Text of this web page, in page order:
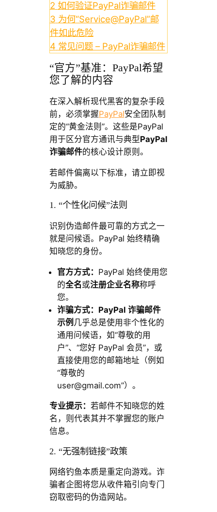
2 如何验证PayPal诈骗邮件
3 为何“Service@PayPal”邮
件如此危险
4 常见问题 – PayPal诈骗邮件
“官方”基准：PayPal希望
您了解的内容
在深入解析现代黑客的复杂手段
前，必须掌握PayPal安全团队制
定的“黄金法则”。这些是PayPal
用于区分官方通讯与典型PayPal
诈骗邮件的核心设计原则。
若邮件偏离以下标准，请立即视
为威胁。
1. “个性化问候”法则
识别伪造邮件最可靠的方式之一
就是问候语。PayPal 始终精确
知晓您的身份。
官方方式： PayPal 始终使用您
的全名或注册企业名称称呼
您。
诈骗方式：PayPal 诈骗邮件
示例 几乎总是使用非个性化的
通用问候语，如“尊敬的用
户”、“您好 PayPal 会员”，或
直接使用您的邮箱地址（例如
“尊敬的
user@gmail.com”）。
专业提示： 若邮件不知晓您的姓
名，则代表其并不掌握您的账户
信息。
2. “无强制链接”政策
网络钓鱼本质是重定向游戏。诈
骗者企图将您从收件箱引向专门
窃取密码的伪造网站。